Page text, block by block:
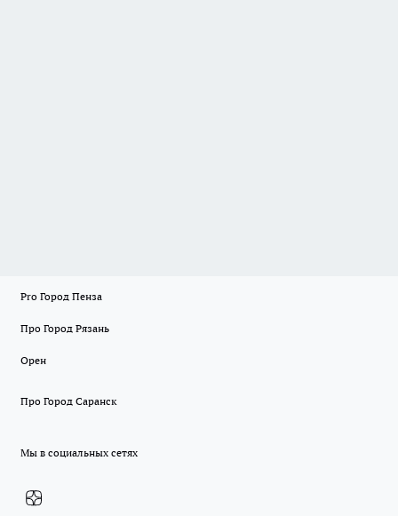
Pro Город Пенза
Про Город Рязань
Орен
Про Город Саранск
Мы в социальных сетях